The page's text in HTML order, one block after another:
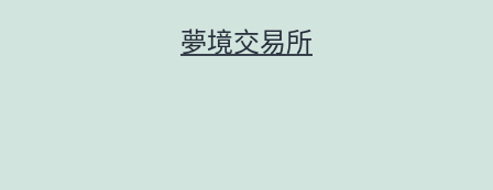
夢境交易所